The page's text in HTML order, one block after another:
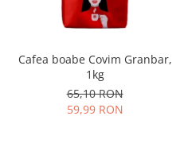
Cafea boabe Covim Granbar,
1kg
65,10 RON
59,99 RON